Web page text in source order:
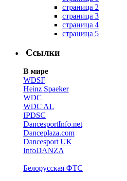
страница 2
страница 3
страница 4
страница 5
Ссылки
В мире
WDSF
Heinz Spaeker
WDC
WDC AL
IPDSC
DancesportInfo.net
Danceplaza.com
Dancesport UK
InfoDANZA
Белорусская ФТС